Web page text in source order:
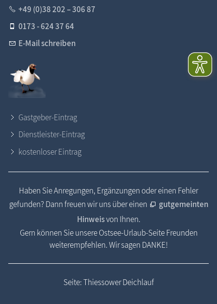
+49 (0)38 202 – 306 87
0173 - 624 37 64
E-Mail schreiben
Gastgeber-Eintrag
Dienstleister-Eintrag
kostenloser Eintrag
Haben Sie Anregungen, Ergänzungen oder einen Fehler
gefunden? Dann freuen wir uns über einen
gutgemeinten
Hinweisvon Ihnen.
Gern können Sie unsere Ostsee-Urlaub-Seite Freunden
weiterempfehlen. Wir sagen DANKE!
Seite: Thiessower Deichlauf